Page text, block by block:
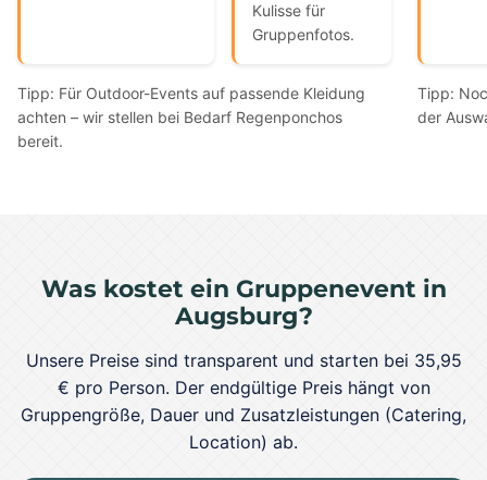
Kulisse für
Gruppenfotos.
Tipp: Für Outdoor-Events auf passende Kleidung
achten – wir stellen bei Bedarf Regenponchos
bereit.
Tipp:
der
Was kostet ein Gruppenevent in
Augsburg?
Unsere Preise sind transparent und starten bei 35,95
€ pro Person. Der endgültige Preis hängt von
Gruppengröße, Dauer und Zusatzleistungen (Catering,
Location) ab.